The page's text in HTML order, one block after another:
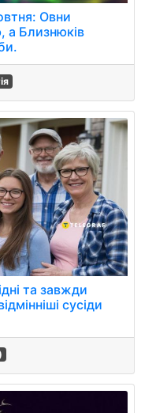
Овни
а Близнюків
та завжди
сусіди